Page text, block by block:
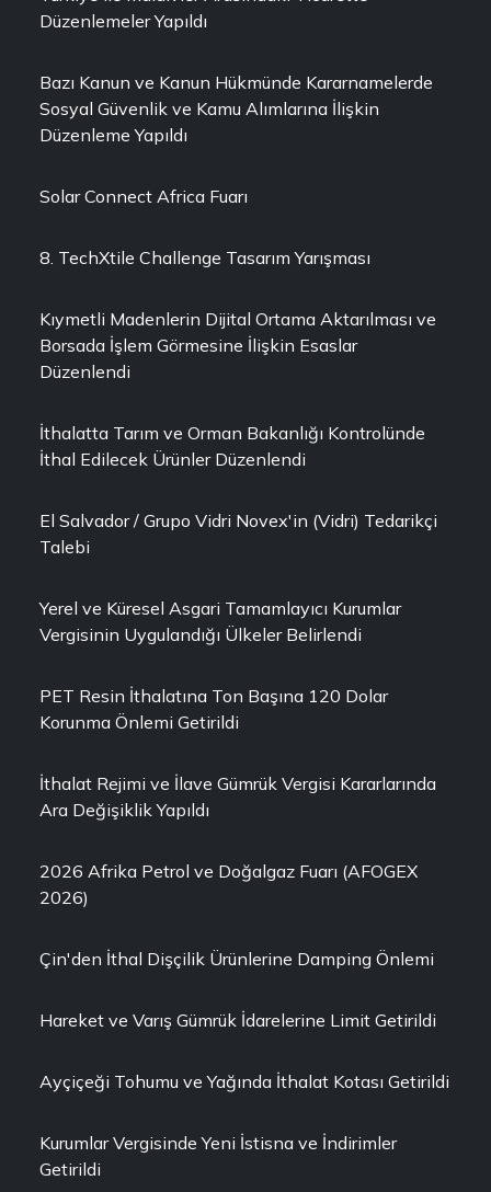
Düzenlemeler Yapıldı
Bazı Kanun ve Kanun Hükmünde Kararnamelerde
Sosyal Güvenlik ve Kamu Alımlarına İlişkin
Düzenleme Yapıldı
Solar Connect Africa Fuarı
8. TechXtile Challenge Tasarım Yarışması
Kıymetli Madenlerin Dijital Ortama Aktarılması ve
Borsada İşlem Görmesine İlişkin Esaslar
Düzenlendi
İthalatta Tarım ve Orman Bakanlığı Kontrolünde
İthal Edilecek Ürünler Düzenlendi
El Salvador / Grupo Vidri Novex'in (Vidri) Tedarikçi
Talebi
Yerel ve Küresel Asgari Tamamlayıcı Kurumlar
Vergisinin Uygulandığı Ülkeler Belirlendi
PET Resin İthalatına Ton Başına 120 Dolar
Korunma Önlemi Getirildi
İthalat Rejimi ve İlave Gümrük Vergisi Kararlarında
Ara Değişiklik Yapıldı
2026 Afrika Petrol ve Doğalgaz Fuarı (AFOGEX
2026)
Çin'den İthal Dişçilik Ürünlerine Damping Önlemi
Hareket ve Varış Gümrük İdarelerine Limit Getirildi
Ayçiçeği Tohumu ve Yağında İthalat Kotası Getirildi
Kurumlar Vergisinde Yeni İstisna ve İndirimler
Getirildi